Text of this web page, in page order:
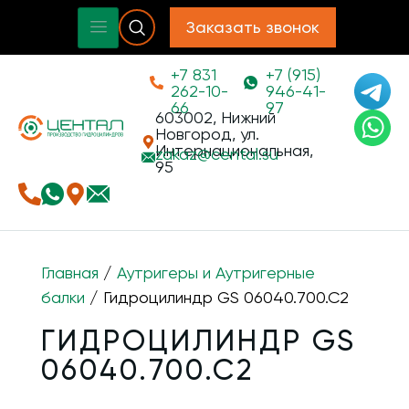
Заказать звонок
+7 831
262-10-
66
+7 (915)
946-41-
97
603002, Нижний
Новгород, ул.
Интернациональная,
95
zakaz@cental.su
Главная / Аутригеры и Аутригерные
балки / Гидроцилиндр GS 06040.700.C2
ГИДРОЦИЛИНДР GS
06040.700.C2